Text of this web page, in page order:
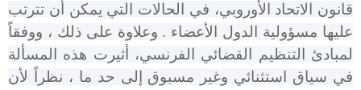
قانون الاتحاد الأوروبي، في الحالات التي يمكن أن تترتب
عليها مسؤولية الدول الأعضاء . وعلاوة على ذلك ، ووفقاً
لمبادئ التنظيم القضائي الفرنسي، أثيرت هذه المسألة
في سياق استثنائي وغير مسبوق إلى حد ما ، نظراً لأن